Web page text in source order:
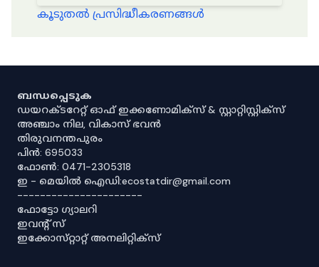
കൂടുതൽ പ്രസിദ്ധീകരണങ്ങൾ
ബന്ധപ്പെടുക
ഡയറക്ടറേറ്റ് ഓഫ് ഇക്കണോമിക്സ് & സ്റ്റാറ്റിസ്റ്റിക്സ്
അഞ്ചാം നില, വികാസ് ഭവൻ
തിരുവനന്തപുരം
പിൻ: 695033
ഫോൺ: 0471-2305318
ഇ - മെയിൽ ഐഡി:ecostatdir@gmail.com
----------------------
ഫോട്ടോ ഗ്യാലറി
ഇവൻ്റ് സ്
ഇക്കോസ്‌റ്റാറ്റ് അനലിറ്റിക്‌സ്